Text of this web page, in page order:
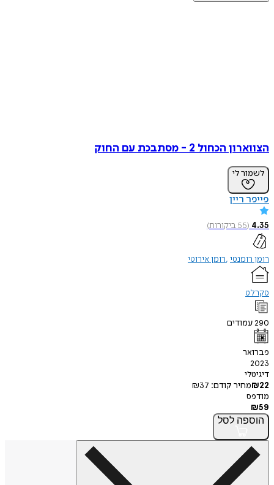
הצווארון הכחול 2 - מסתבכת עם החוק
לשמור לי
פייפר ריין
4.35
(
55ביקורות)
רומן רומנטי רומן אירוטי
סקרלט
290עמודים
פברואר
2023
דיגיטלי
₪22 מחיר קודם: ₪37
מודפס
₪59
הוספה לסל